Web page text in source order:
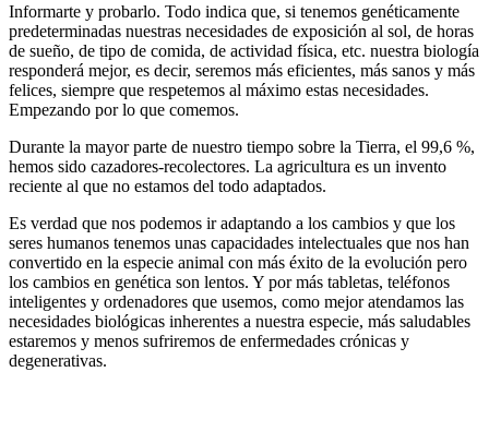
Informarte y probarlo. Todo indica que, si tenemos genéticamente
predeterminadas nuestras necesidades de exposición al sol, de horas
de sueño, de tipo de comida, de actividad física, etc. nuestra biología
responderá mejor, es decir, seremos más eficientes, más sanos y más
felices, siempre que respetemos al máximo estas necesidades.
Empezando por lo que comemos.
Durante la mayor parte de nuestro tiempo sobre la Tierra, el 99,6 %,
hemos sido cazadores-recolectores. La agricultura es un invento
reciente al que no estamos del todo adaptados.
Es verdad que nos podemos ir adaptando a los cambios y que los
seres humanos tenemos unas capacidades intelectuales que nos han
convertido en la especie animal con más éxito de la evolución pero
los cambios en genética son lentos. Y por más tabletas, teléfonos
inteligentes y ordenadores que usemos, como mejor atendamos las
necesidades biológicas inherentes a nuestra especie, más saludables
estaremos y menos sufriremos de enfermedades crónicas y
degenerativas.